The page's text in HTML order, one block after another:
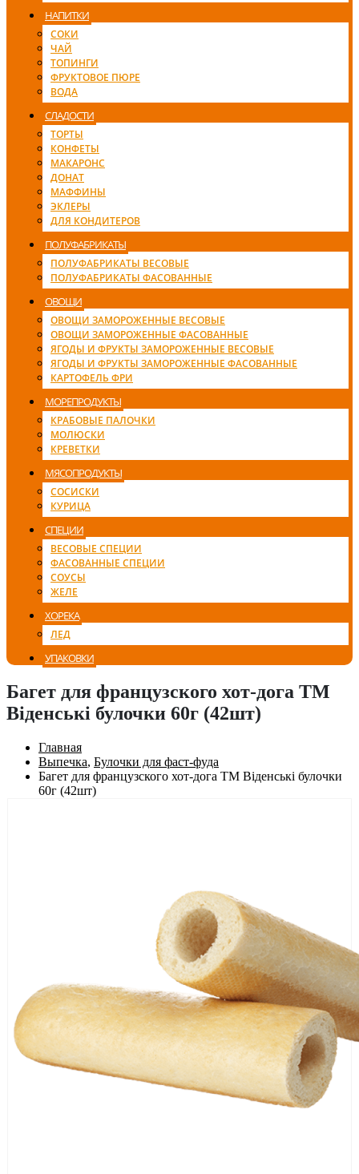
НАПИТКИ
СОКИ
ЧАЙ
ТОПИНГИ
ФРУКТОВОЕ ПЮРЕ
ВОДА
СЛАДОСТИ
ТОРТЫ
КОНФЕТЫ
МАКАРОНС
ДОНАТ
МАФФИНЫ
ЭКЛЕРЫ
ДЛЯ КОНДИТЕРОВ
ПОЛУФАБРИКАТЫ
ПОЛУФАБРИКАТЫ ВЕСОВЫЕ
ПОЛУФАБРИКАТЫ ФАСОВАННЫЕ
ОВОЩИ
ОВОЩИ ЗАМОРОЖЕННЫЕ ВЕСОВЫЕ
ОВОЩИ ЗАМОРОЖЕННЫЕ ФАСОВАННЫЕ
ЯГОДЫ И ФРУКТЫ ЗАМОРОЖЕННЫЕ ВЕСОВЫЕ
ЯГОДЫ И ФРУКТЫ ЗАМОРОЖЕННЫЕ ФАСОВАННЫЕ
КАРТОФЕЛЬ ФРИ
МОРЕПРОДУКТЫ
КРАБОВЫЕ ПАЛОЧКИ
МОЛЮСКИ
КРЕВЕТКИ
МЯСОПРОДУКТЫ
СОСИСКИ
КУРИЦА
СПЕЦИИ
ВЕСОВЫЕ СПЕЦИИ
ФАСОВАННЫЕ СПЕЦИИ
СОУСЫ
ЖЕЛЕ
ХОРЕКА
ЛЕД
УПАКОВКИ
Багет для французского хот-дога ТМ
Віденські булочки 60г (42шт)
Главная
Выпечка, Булочки для фаст-фуда
Багет для французского хот-дога ТМ Віденські булочки
60г (42шт)